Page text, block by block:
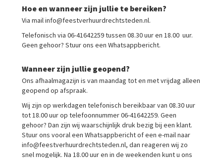
Hoe en wanneer zijn jullie te bereiken?
Via mail info@feestverhuurdrechtsteden.nl.
Telefonisch via 06-41642259 tussen 08.30 uur en 18.00 uur.
Geen gehoor? Stuur ons een Whatsappbericht.
Wanneer zijn jullie geopend?
Ons afhaalmagazijn is van maandag tot en met vrijdag alleen
geopend op afspraak.
Wij zijn op werkdagen telefonisch bereikbaar van 08.30 uur
tot 18.00 uur op telefoonnummer 06-41642259. Geen
gehoor? Dan zijn wij waarschijnlijk druk bezig bij een klant.
Stuur ons vooral een Whatsappbericht of een e-mail naar
info@feestverhuurdrechtsteden.nl, dan reageren wij zo
snel mogelijk. Na 18.00 uur en in de weekenden kunt u ons